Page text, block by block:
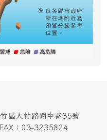
區大竹路國中巷35號
：03-3235824